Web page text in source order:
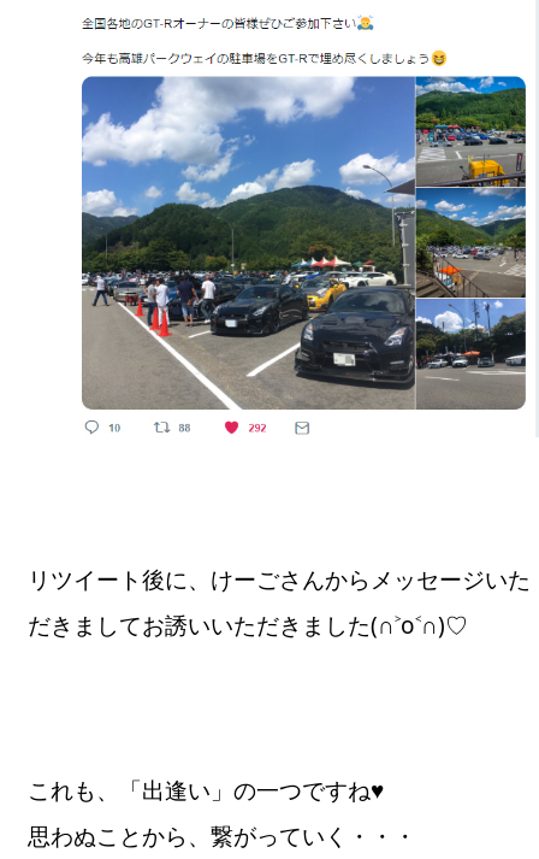
リツイート後に、けーごさんからメッセージいた
だきましてお誘いいただきました(∩˃o˂∩)♡
これも、「出逢い」の一つですね♥
思わぬことから、繋がっていく・・・